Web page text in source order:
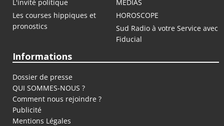
L'invité politique
MEDIAS
Les courses hippiques et
pronostics
HOROSCOPE
Sud Radio à votre Service avec
Fiducial
Informations
Dossier de presse
QUI SOMMES-NOUS ?
Comment nous rejoindre ?
Publicité
Mentions Légales